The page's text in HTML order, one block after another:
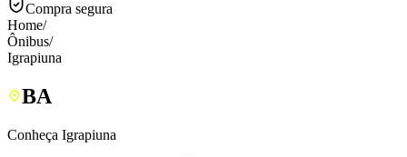
Compra segura
Home/
Ônibus/
Igrapiuna
BA
Conheça Igrapiuna